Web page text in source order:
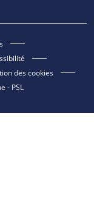
des cookies
- PSL